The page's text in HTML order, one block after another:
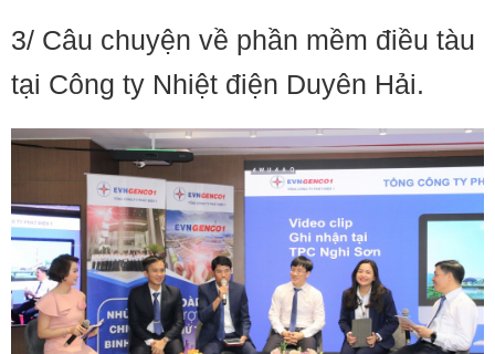
3/ Câu chuyện về phần mềm điều tàu
tại Công ty Nhiệt điện Duyên Hải.